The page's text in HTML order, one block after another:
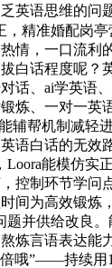
英语思维的问
精准婚配岗
情，一口流利
白话程度呢？
话、ai学英语
炼、一对一英
辅帮机制减轻
语白话的无效
能模仿实
控制环节学问
间为高效锻炼
并供给改良
炼言语表达能
哦”——持续用